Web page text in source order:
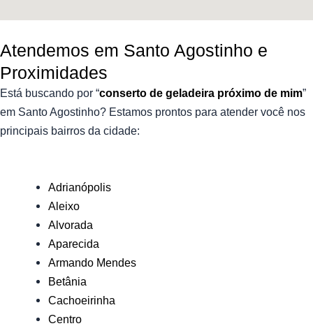
Atendemos em Santo Agostinho e
Proximidades
Está buscando por “conserto de geladeira próximo de mim”
em Santo Agostinho? Estamos prontos para atender você nos
principais bairros da cidade:
Adrianópolis
Aleixo
Alvorada
Aparecida
Armando Mendes
Betânia
Cachoeirinha
Centro